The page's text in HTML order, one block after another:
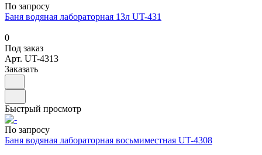
По запросу
Баня водяная лабораторная 13л UT-431
0
Под заказ
Арт. UT-4313
Заказать
Быстрый просмотр
По запросу
Баня водяная лабораторная восьмиместная UT-4308